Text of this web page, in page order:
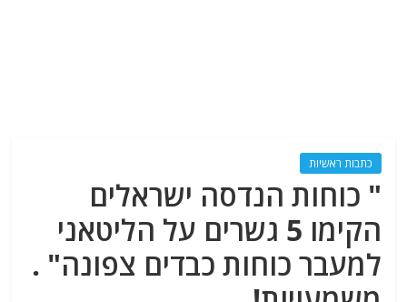
כתבות ראשיות
" כוחות הנדסה ישראלים
הקימו 5 גשרים על הליטאני
למעבר כוחות כבדים צפונה" .